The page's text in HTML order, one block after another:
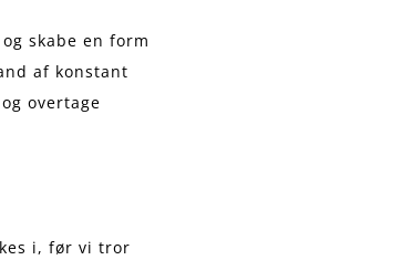
skabe en form
af konstant
overtage
i, før vi tror